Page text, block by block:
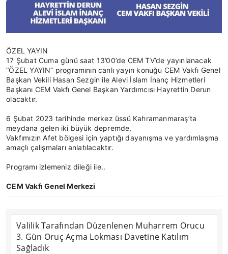
ÖZEL YAYIN
17 Şubat Cuma günü saat 13’00’de CEM TV’de yayınlanacak
“ÖZEL YAYIN” programının canlı yayın konuğu CEM Vakfı Genel
Başkan Vekili Hasan Sezgin ile Alevi İslam İnanç Hizmetleri
Başkanı CEM Vakfı Genel Başkan Yardımcısı Hayrettin Derun
olacaktır.
6 Şubat 2023 tarihinde merkez üssü Kahramanmaraş’ta
meydana gelen iki büyük depremde,
Vakfımızın Afet bölgesi için yaptığı dayanışma ve yardımlaşma
amaçlı çalışmaları anlatılacaktır.
Programı izlemeniz dileği ile..
CEM Vakfı Genel Merkezi
Valilik Tarafından Düzenlenen Muharrem Orucu
3. Gün Oruç Açma Lokması Davetine Katılım
Sağladık